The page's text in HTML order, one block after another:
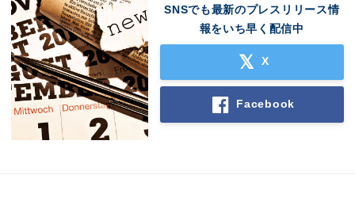
SNSでも最新のプレスリリース情
報をいち早く配信中
X
Facebook